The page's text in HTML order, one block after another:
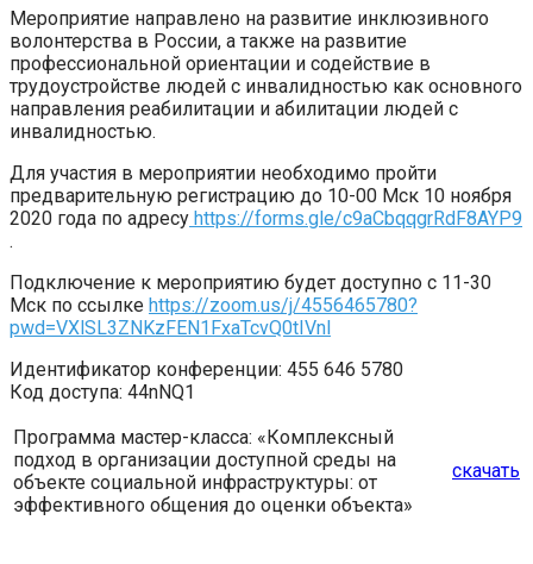
Мероприятие направлено на развитие инклюзивного
волонтерства в России, а также на развитие
профессиональной ориентации и содействие в
трудоустройстве людей с инвалидностью как основного
направления реабилитации и абилитации людей с
инвалидностью.
Для участия в мероприятии необходимо пройти
предварительную регистрацию до 10-00 Мск 10 ноября
2020 года по адресу https://forms.gle/c9aCbqqgrRdF8AYP9
.
Подключение к мероприятию будет доступно с 11-30
Мск по ссылке https://zoom.us/j/4556465780?
pwd=VXlSL3ZNKzFEN1FxaTcvQ0tIVnl
Идентификатор конференции: 455 646 5780
Код доступа: 44nNQ1
Программа мастер-класса: «Комплексный
подход в организации доступной среды на
объекте социальной инфраструктуры: от
эффективного общения до оценки объекта»
скачать